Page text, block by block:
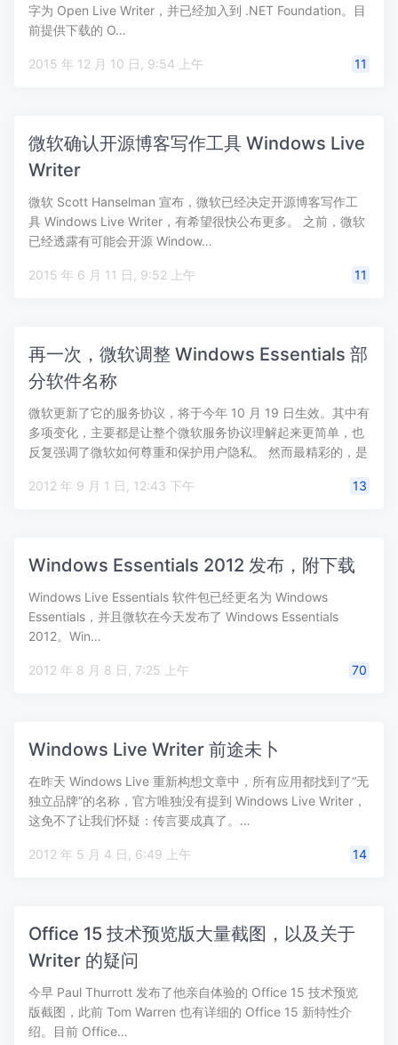
字为 Open Live Writer，并已经加入到 .NET Foundation。目
前提供下载的 O…
2015 年 12 月 10 日, 9:54 上午 11
微软确认开源博客写作工具 Windows Live
Writer
微软 Scott Hanselman 宣布，微软已经决定开源博客写作工
具 Windows Live Writer，有希望很快公布更多。 之前，微软
已经透露有可能会开源 Window…
2015 年 6 月 11 日, 9:52 上午 11
再一次，微软调整 Windows Essentials 部
分软件名称
微软更新了它的服务协议，将于今年 10 月 19 日生效。其中有
多项变化，主要都是让整个微软服务协议理解起来更简单，也
反复强调了微软如何尊重和保护用户隐私。 然而最精彩的，是
2012 年 9 月 1 日, 12:43 下午
13
Windows Essentials 2012 发布，附下载
Windows Live Essentials 软件包已经更名为 Windows
Essentials，并且微软在今天发布了 Windows Essentials
2012。Win…
2012 年 8 月 8 日, 7:25 上午 70
Windows Live Writer 前途未卜
在昨天 Windows Live 重新构想文章中，所有应用都找到了“无
独立品牌”的名称，官方唯独没有提到 Windows Live Writer，
这免不了让我们怀疑：传言要成真了。…
2012 年 5 月 4 日, 6:49 上午 14
Office 15 技术预览版大量截图，以及关于
Writer 的疑问
今早 Paul Thurrott 发布了他亲自体验的 Office 15 技术预览
版截图，此前 Tom Warren 也有详细的 Office 15 新特性介
绍。目前 Office…